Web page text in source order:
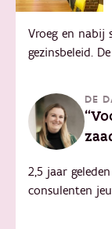
Vroeg en nabij
gezinsbeleid.
DE
2,5 jaar
consulenten